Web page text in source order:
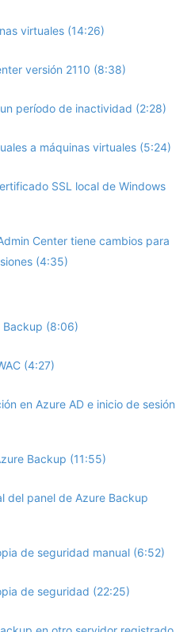
virtuales (14:26)
versión 2110 (8:38)
período de inactividad (2:28)
a máquinas virtuales (5:24)
SSL local de Windows
Center tiene cambios para
(4:35)
Backup (8:06)
(4:27)
en Azure AD e inicio de sesión
Backup (11:55)
del panel de Azure Backup
de seguridad manual (6:52)
de seguridad (22:25)